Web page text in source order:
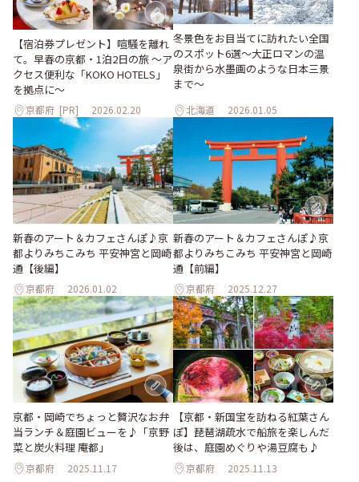
【宿泊券プレゼント】喧騒を離れ
て。早春の京都・1泊2日の旅 ～ア
クセス便利な「KOKO HOTELS」
を拠点に～
京都府 [PR] 2026.02.20
冬景色をお目当てに訪れたい全国
のスポット6選〜大正ロマンの温
泉街から水墨画のような日本三景
まで〜
北海道 2026.01.05
新春のアート＆カフェさんぽ♪京
都よりみちこみち 平安神宮と岡崎
通【後編】
京都府 2026.01.02
新春のアート＆カフェさんぽ♪京
都よりみちこみち 平安神宮と岡崎
通【前編】
京都府 2025.12.27
京都・岡崎でちょっと贅沢なお弁
当ランチ＆庭園ビューを♪「京野
菜と炭火料理 庵都」
京都府 2025.11.17
【京都・新国宝を訪ねる紅葉さん
ぽ】琵琶湖疏水で船旅を楽しんだ
後は、庭園めぐりや湯豆腐も♪
京都府 2025.11.13